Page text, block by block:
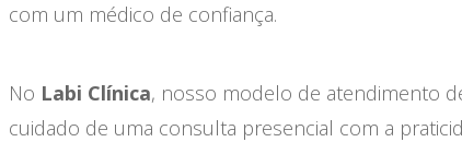
com um médico de confiança.
No Labi Clínica, nosso modelo de atendimento
cuidado de uma consulta presencial com a